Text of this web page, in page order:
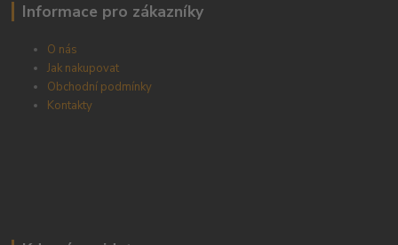
Informace pro zákazníky
O nás
Jak nakupovat
Obchodní podmínky
Kontakty